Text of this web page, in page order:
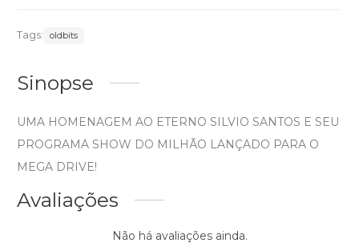
Tags: oldbits
Sinopse
UMA HOMENAGEM AO ETERNO SILVIO SANTOS E SEU
PROGRAMA SHOW DO MILHÃO LANÇADO PARA O
MEGA DRIVE!
Avaliações
Não há avaliações ainda.